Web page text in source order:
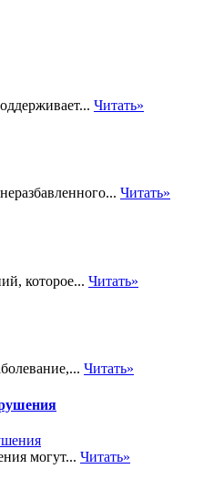
Читать»
Читать»
которое... Читать»
Читать»
могут... Читать»